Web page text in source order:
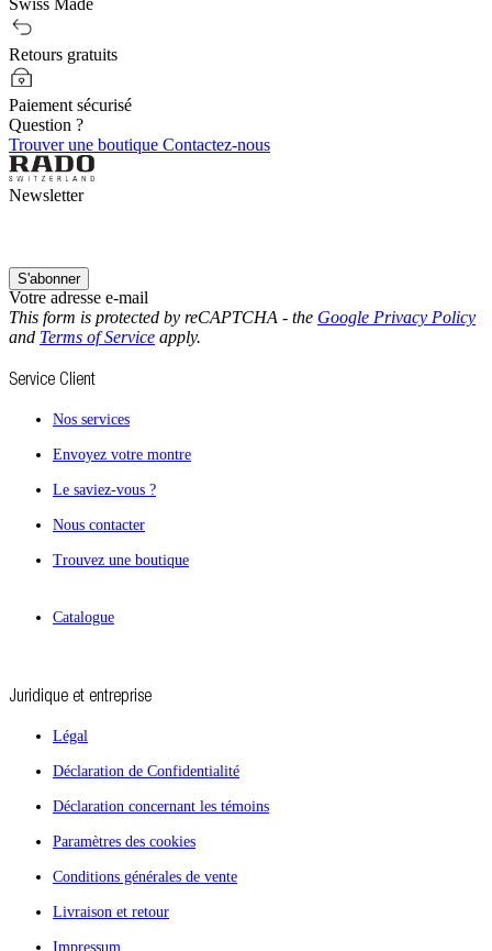
Swiss Made
Retours gratuits
Paiement sécurisé
Question ?
Trouver une boutique Contactez-nous
Newsletter
Votre adresse e-mail
S'abonner
This form is protected by reCAPTCHA - the Google Privacy Policy
and Terms of Service apply.
Service Client
Nos services
Envoyez votre montre
Le saviez-vous ?
Nous contacter
Trouvez une boutique
Catalogue
Juridique et entreprise
Légal
Déclaration de Confidentialité
Déclaration concernant les témoins
Paramètres des cookies
Conditions générales de vente
Livraison et retour
Impressum